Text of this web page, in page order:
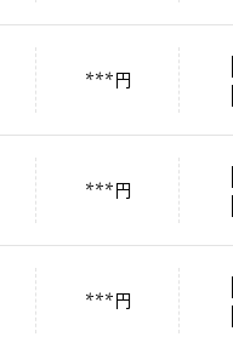
***円
***円
***円